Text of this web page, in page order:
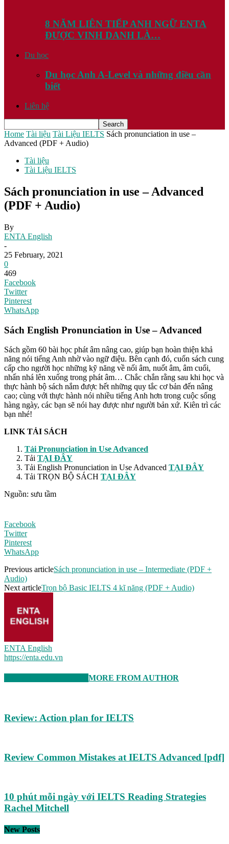
8 NĂM LIÊN TIẾP ANH NGỮ ENTA
ĐƯỢC VINH DANH LÀ…
Du học
Du học Anh A-Level và những điều cần
biết
Liên hệ
Home Tài liệu Tài Liệu IELTS Sách pronunciation in use –
Advanced (PDF + Audio)
Tài liệu
Tài Liệu IELTS
Sách pronunciation in use – Advanced
(PDF + Audio)
By
ENTA English
-
25 February, 2021
0
469
Facebook
Twitter
Pinterest
WhatsApp
Sách English Pronunciation in Use – Advanced
Sách gồm 60 bài học phát âm nâng cao, giúp bạn hoàn thiện khả
năng nói tiếng Anh nhờ vào ngữ điệu. Bên cạnh đó, cuốn sách cung
cấp cho người học những kỹ năng về nối âm, nuốt âm, âm cuối,
nhấn nhá lên xuống trong phát âm… Chắc chắn rằng sau khi học và
thực hành bộ sách nắm được hết những quy tắc cơ bản đến nâng
cao; cùng với thực hành nói nhiều tiếng Anh hơn trong cuộc sống
hàng ngày, các bạn sẽ nói hay được như người bản xứ. Kiên trì các
bạn nhé!
LINK TẢI SÁCH
Tải Pronunciation in Use Advanced
Tải TẠI ĐÂY
Tải English Pronunciation in Use Advanced TẠI ĐÂY
Tải TRỌN BỘ SÁCH TẠI ĐÂY
Nguồn: sưu tầm
Facebook
Twitter
Pinterest
WhatsApp
Previous articleSách pronunciation in use – Intermediate (PDF +
Audio)
Next articleTrọn bộ Basic IELTS 4 kĩ năng (PDF + Audio)
ENTA English
https://enta.edu.vn
MORE FROM AUTHOR
Review: Action plan for IELTS
Review Common Mistakes at IELTS Advanced [pdf]
10 phút mỗi ngày với IELTS Reading Strategies
Rachel Mitchell
New Posts